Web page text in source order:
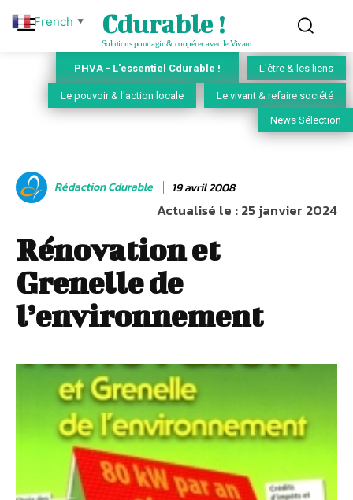
Cdurable !
Solutions pour agir & coopérer avec le Vivant
PHVA - L'essentiel Cdurable ! L'être & les liens
Le pouvoir & l'action locale Le vivant & refaire société
News Sélection
Rédaction Cdurable 19 avril 2008
Actualisé le :25 janvier 2024
Rénovation et
Grenelle de
l’environnement
French ▼